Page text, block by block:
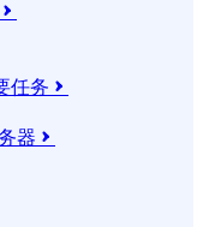

任务 
器 